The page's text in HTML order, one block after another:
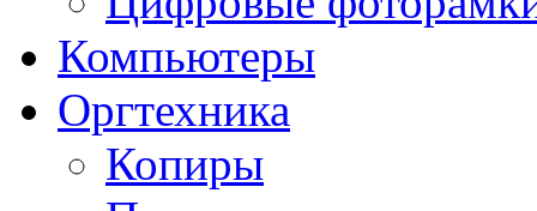
Компьютеры
Оргтехника
Копиры